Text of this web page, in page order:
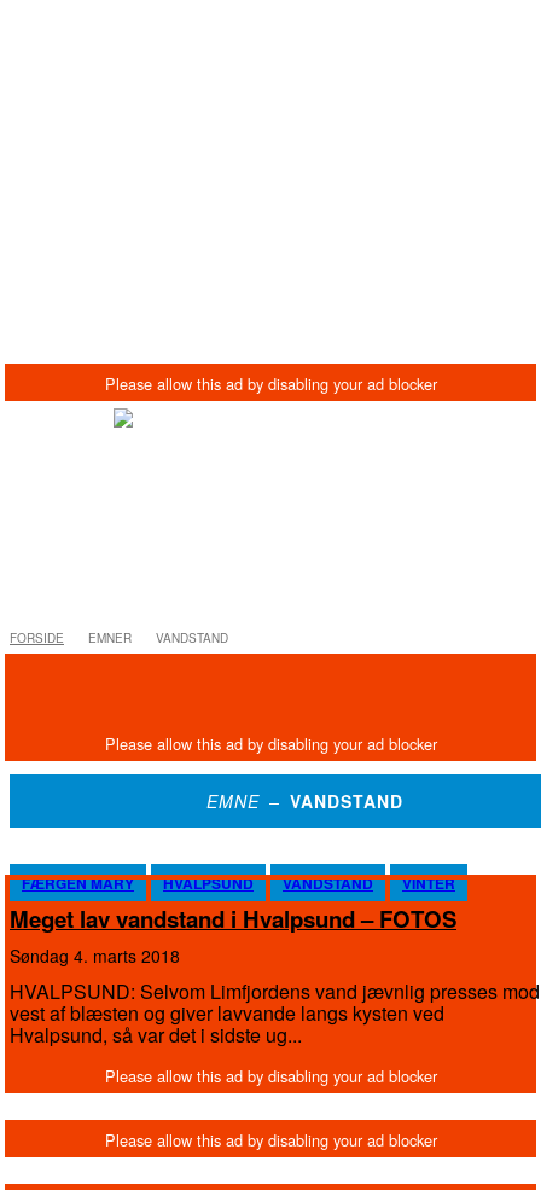
FORSIDE EMNER VANDSTAND
EMNE – VANDSTAND
FÆRGEN MARY HVALPSUND VANDSTAND VINTER
Meget lav vandstand i Hvalpsund – FOTOS
søndag 4. marts 2018
HVALPSUND: Selvom Limfjordens vand jævnlig presses mod
vest af blæsten og giver lavvande langs kysten ved
Hvalpsund, så var det i sidste ug...